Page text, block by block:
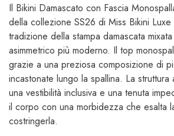
Il Bikini Damascato con Fascia
della collezione SS26 di Miss Bikini
tradizione della stampa damascata
asimmetrico più moderno. Il top
grazie a una preziosa composizione di
incastonate lungo la spallina. La struttura
una vestibilità inclusiva e una tenuta
il corpo con una morbidezza che esalta
costringerla.